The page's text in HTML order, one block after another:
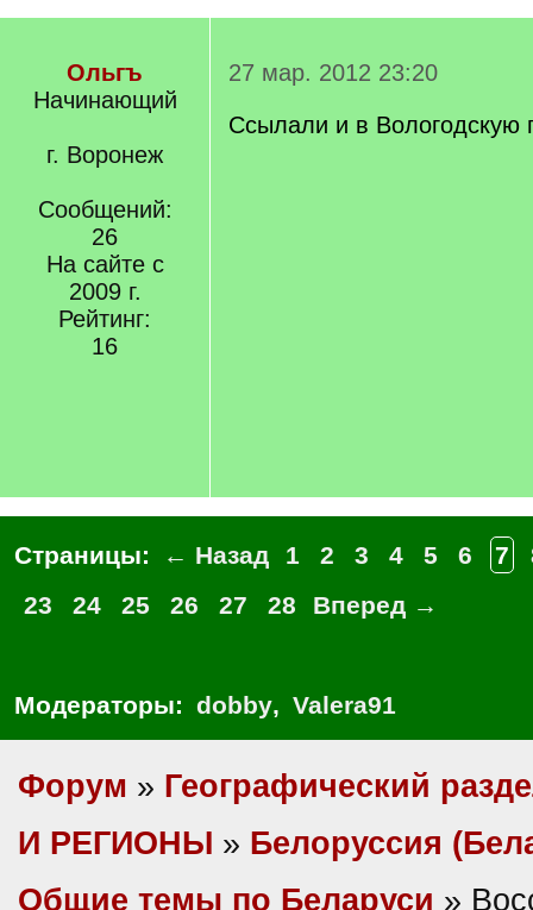
Ольгъ
Начинающий
г. Воронеж
Сообщений:
26
На сайте с
2009 г.
Рейтинг:
16
27 мар. 2012 23:20
Ссылали и в Вологодскую
Страницы: ← Назад 1 2 3 4 5 6 7
23
24 25 26 27 28 Вперед →
Модераторы: dobby, Valera91
Форум » Географический
И РЕГИОНЫ » Белоруссия
Общие темы по Беларуси »